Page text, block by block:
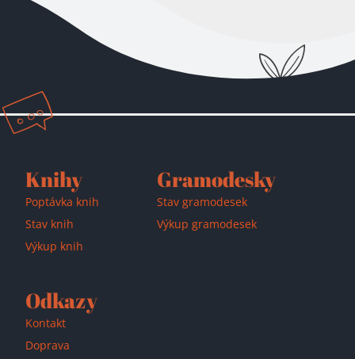
Přidáno do košíku!
Knihy
Poptávka knih
Stav knih
Výkup knih
Gramodesky
Stav gramodesek
Výkup gramodesek
Odkazy
Kontakt
Doprava